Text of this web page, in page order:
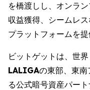
を橋渡しし、オンラ
収益獲得、シームレ
プラットフォームを提
ビットゲットは、世
LALIGAの東部、東
る公式暗号資産パー